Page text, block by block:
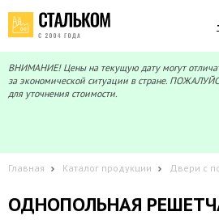
ВНИМАНИЕ! Цены на текущую дату могут
за экономической ситуации в стране.
для уточнения стоимости.
Главная Каталог продукции Двери с
ОДНОПОЛЬНАЯ
Telegram
Max